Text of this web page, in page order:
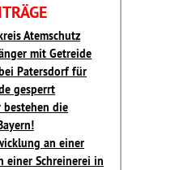
Atemschutz
mit Getreide
Patersdorf für
gesperrt
die
an einer
einer Schreinerei in